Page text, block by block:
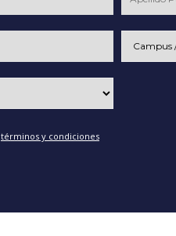
términos y condiciones